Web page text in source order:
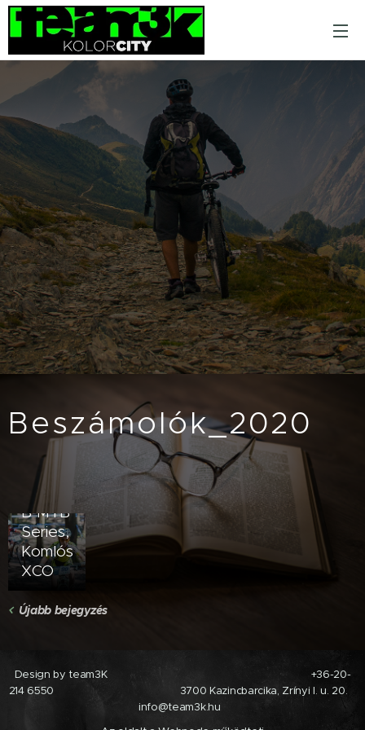
Beszámolók_2020
2020.06.28
B-MTB
Series,
Komlós
XCO
Újabb bejegyzés
Design by team3K +36-20-
214 6550 3700 Kazincbarcika, Zrínyi I. u. 20.
info@team3k.hu